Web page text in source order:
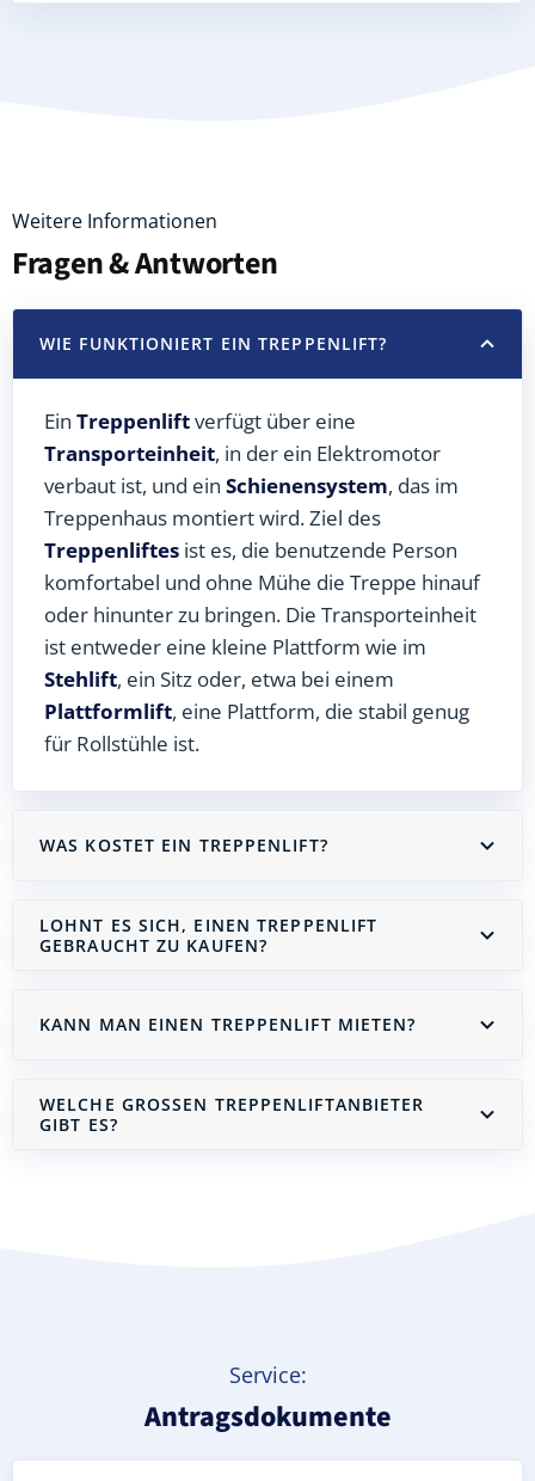
Weitere Informationen
Fragen & Antworten
WIE FUNKTIONIERT EIN TREPPENLIFT?
Ein Treppenliftverfügt über eine
Transporteinheit, in der ein Elektromotor
verbaut ist, und ein Schienensystem, das im
Treppenhaus montiert wird. Ziel des
Treppenliftes ist es, die benutzende Person
komfortabel und ohne Mühe die Treppe hinauf
oder hinunter zu bringen. Die Transporteinheit
ist entweder eine kleine Plattform wie im
Stehlift, ein Sitz oder, etwa bei einem
Plattformlift, eine Plattform, die stabil genug
für Rollstühle ist.
WAS KOSTET EIN TREPPENLIFT?
LOHNT ES SICH, EINEN TREPPENLIFT
GEBRAUCHT ZU KAUFEN?
KANN MAN EINEN TREPPENLIFT MIETEN?
WELCHE GROSSEN TREPPENLIFTANBIETER G
IBT ES?
Service:
Antragsdokumente